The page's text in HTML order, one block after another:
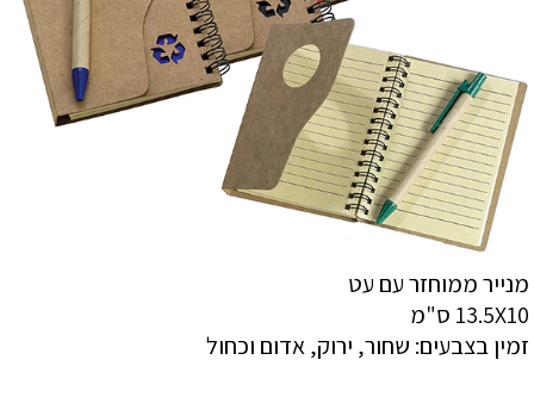
מנייר ממוחזר עם עט
13.5X10 ס"מ
זמין בצבעים: שחור, ירוק, אדום וכחול